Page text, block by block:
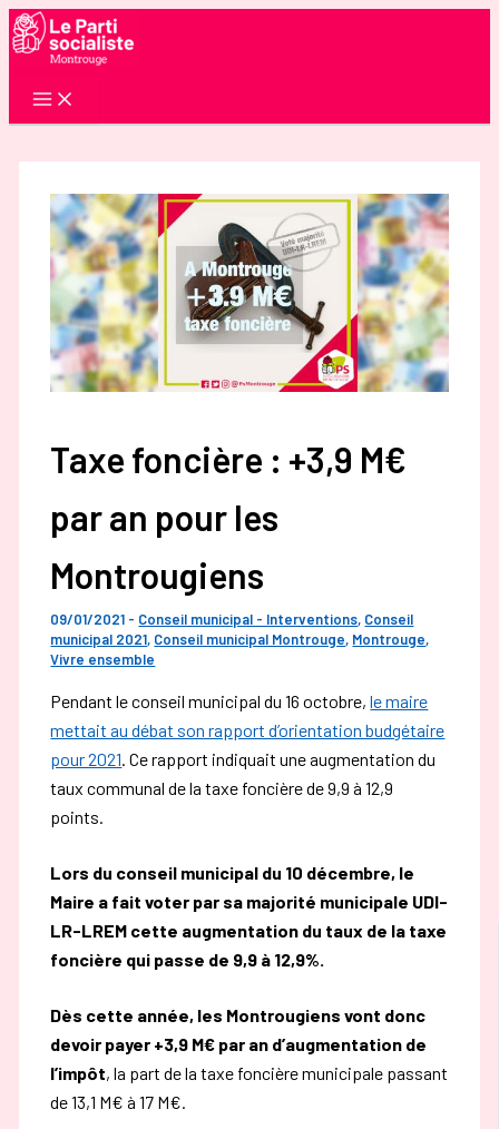
Aller
au
Taxe foncière : +3,9 M€
par an pour les
Montrougiens
09/01/2021 - Conseil municipal - Interventions, Conseil
municipal 2021, Conseil municipal Montrouge, Montrouge,
Vivre ensemble
Pendant le conseil municipal du 16 octobre,le maire
mettait au débat son rapport d’orientation budgétaire
pour 2021. Ce rapport indiquait une augmentation du
taux communal de la taxe foncière de 9,9 à 12,9
points.
Lors du conseil municipal du 10 décembre, le
Maire a fait voter par sa majorité municipale UDI-
LR-LREM cette augmentation du taux de la taxe
foncière qui passe de 9,9 à 12,9%.
Dès cette année, les Montrougiens vont donc
devoir payer +3,9 M€ par an d’augmentation de
l’impôt, la part de la taxe foncière municipale passant
de 13,1 M€ à 17 M€.